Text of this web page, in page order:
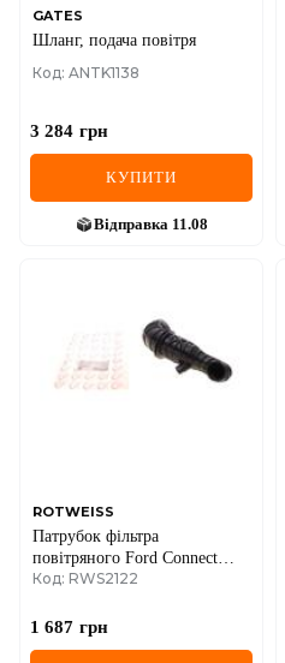
GATES
Шланг, подача повітря
Код: ANTK1138
3 284 грн
КУПИТИ
Відправка 11.08
ROTWEISS
Патрубок фільтра
повітряного Ford Connect
1.8TDCi 02-
Код: RWS2122
1 687 грн